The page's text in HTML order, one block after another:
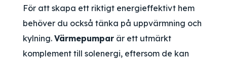
För att skapa ett riktigt energieffektivt hem
behöver du också tänka på uppvärmning och
kylning. Värmepumpar är ett utmärkt
komplement till solenergi, eftersom de kan